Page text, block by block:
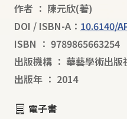
作者 ： 陳元欣(著)
DOI / ISBN-A： 10.6140/
ISBN ： 9789865663254
出版機構 ： 華藝學術出版
出版年 ： 2014
電子書